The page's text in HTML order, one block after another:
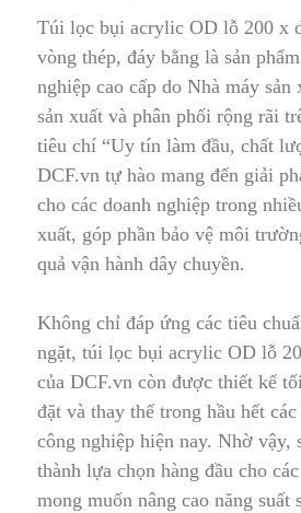
Túi lọc bụi acrylic OD lỗ 200 x
vòng thép, đáy bằng là sản
nghiệp cao cấp do Nhà máy
sản xuất và phân phối rộng rãi
tiêu chí “Uy tín làm đầu, chất
DCF.vn tự hào mang đến giải
cho các doanh nghiệp trong
xuất, góp phần bảo vệ môi
quả vận hành dây chuyền.
Không chỉ đáp ứng các tiêu
ngặt, túi lọc bụi acrylic OD lỗ
của DCF.vn còn được thiết kế
đặt và thay thế trong hầu hết
công nghiệp hiện nay. Nhờ vậy,
thành lựa chọn hàng đầu cho
mong muốn nâng cao năng suất